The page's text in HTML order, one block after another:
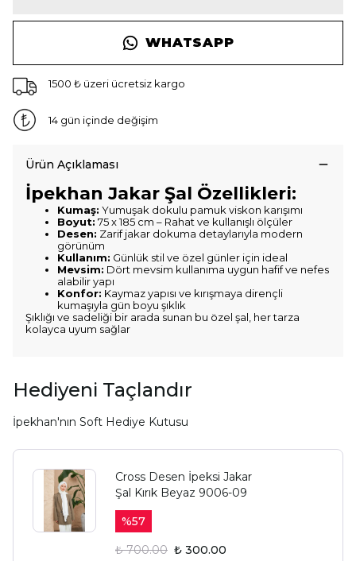
WHATSAPP
1500 ₺ üzeri ücretsiz kargo
14 gün içinde değişim
Ürün Açıklaması
İpekhan Jakar Şal Özellikleri:
Kumaş: Yumuşak dokulu pamuk viskon karışımı
Boyut: 75 x 185 cm – Rahat ve kullanışlı ölçüler
Desen: Zarif jakar dokuma detaylarıyla modern
görünüm
Kullanım: Günlük stil ve özel günler için ideal
Mevsim: Dört mevsim kullanıma uygun hafif ve nefes
alabilir yapı
Konfor: Kaymaz yapısı ve kırışmaya dirençli
kumaşıyla gün boyu şıklık
Şıklığı ve sadeliği bir arada sunan bu özel şal, her tarza
kolayca uyum sağlar
Hediyeni Taçlandır
İpekhan'nın Soft Hediye Kutusu
Cross Desen İpeksi Jakar
Şal Kırık Beyaz 9006-09
%57
₺ 700.00 ₺ 300.00
YAZ FIRSATIN SENİ
BEKLİYOR.
Alışverişe Başla
E-posta adresinizi girerek pazarlama ve tanıtım ile ilgili iletişim almayı kabul